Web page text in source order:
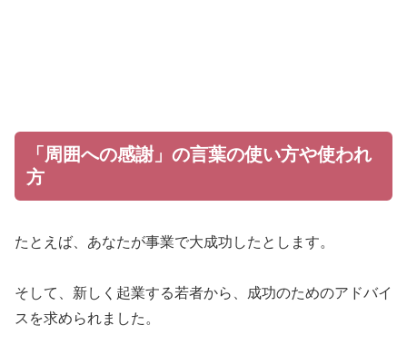
「周囲への感謝」の言葉の使い方や使われ
方
たとえば、あなたが事業で大成功したとします。
そして、新しく起業する若者から、成功のためのアドバイ
スを求められました。